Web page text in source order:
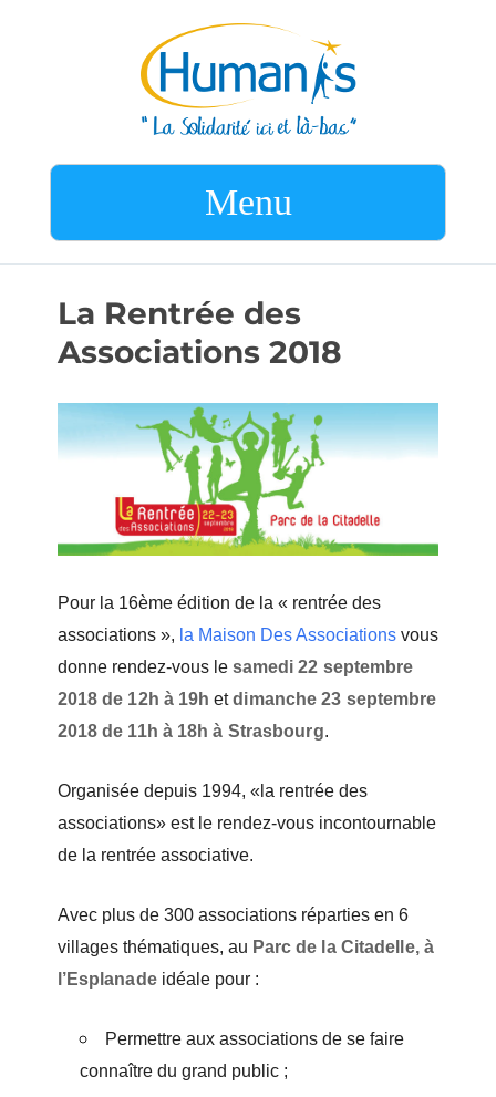
Menu
La Rentrée des
Associations 2018
Pour la 16ème édition de la « rentrée des
associations », la Maison Des Associationsvous
donne rendez-vous le samedi 22 septembre
2018 de 12h à 19h etdimanche 23 septembre
2018 de 11h à 18h à Strasbourg.
Organisée depuis 1994, «la rentrée des
associations» est le rendez-vous incontournable
de la rentrée associative.
Avec plus de 300 associations réparties en 6
villages thématiques, au Parc de la Citadelle, à
l’Esplanade idéale pour :
Permettre aux associations de se faire
connaître du grand public ;